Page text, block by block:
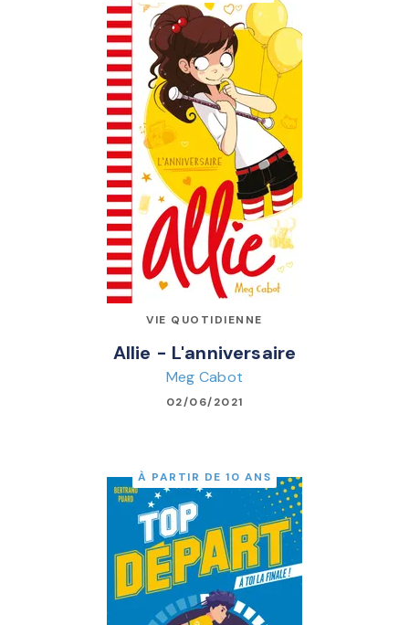
VIE QUOTIDIENNE
Allie - L'anniversaire
Meg Cabot
02/06/2021
À PARTIR DE 10 ANS